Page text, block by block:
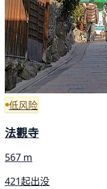
低风险
法觀寺
567 m
421起出没